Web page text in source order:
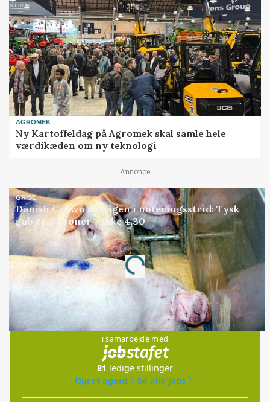
AGROMEK
Ny Kartoffeldag på Agromek skal samle hele
værdikæden om ny teknologi
Annonce
GRISE
Danish Crown slår igen i noteringsstrid: Tysk
gab er 3 kroner – ikke 4,30
Annonce
Loading...
Jobs
i samarbejde med
81 ledige stillinger
Opret agent
Se alle jobs